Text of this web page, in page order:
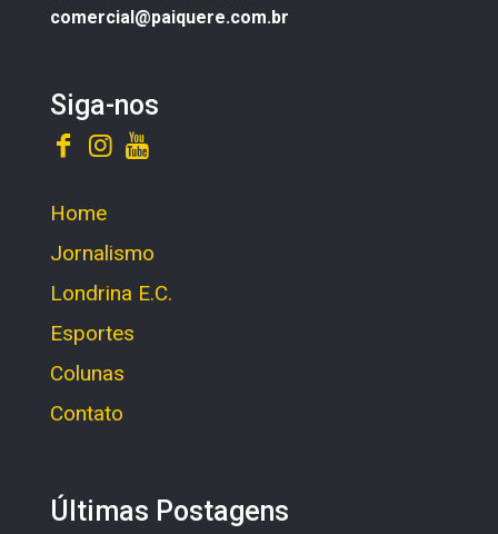
comercial@paiquere.com.br
Siga-nos
Home
Jornalismo
Londrina E.C.
Esportes
Colunas
Contato
Últimas Postagens